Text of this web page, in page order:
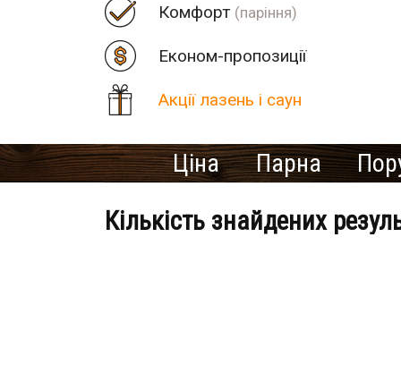
Комфорт (паріння)
Економ-пропозиції
Акції лазень і саун
Ціна Парна
Кількість знайдених